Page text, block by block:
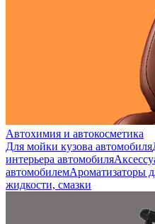
Автохимия и автокосметика
Для мойки кузова автомобиля
интерьера автомобиля
автомобилемАроматизаторы
жидкости, смазки